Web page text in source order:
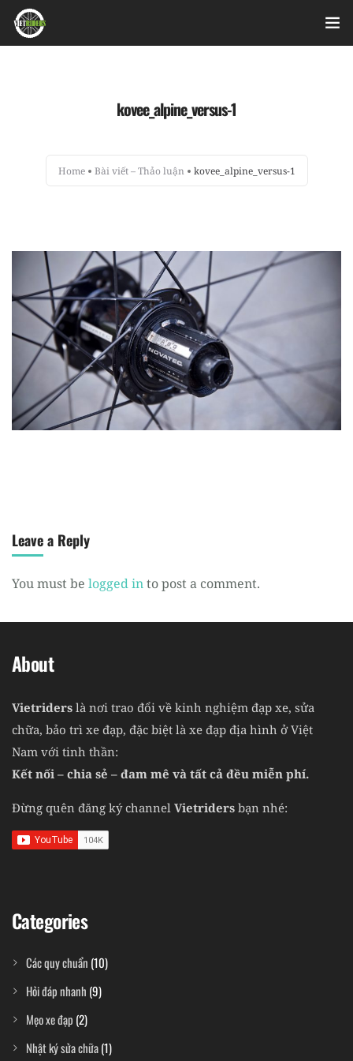
Nhật ký sửa chữa
About
Login
Register
kovee_alpine_versus-1
Home Bài viết – Thảo luận kovee_alpine_versus-1
Leave a Reply
You must be logged into post a comment.
About
Vietriders là nơi trao đổi về kinh nghiệm đạp xe, sửa
chữa, bảo trì xe đạp, đặc biệt là xe đạp địa hình ở Việt
Nam với tinh thần:
Kết nối – chia sẻ – đam mê và tất cả đều miễn phí.
Đừng quên đăng ký channel Vietriders bạn nhé:
Categories
Các quy chuẩn (10)
Hỏi đáp nhanh (9)
Mẹo xe đạp (2)
Nhật ký sửa chữa(1)